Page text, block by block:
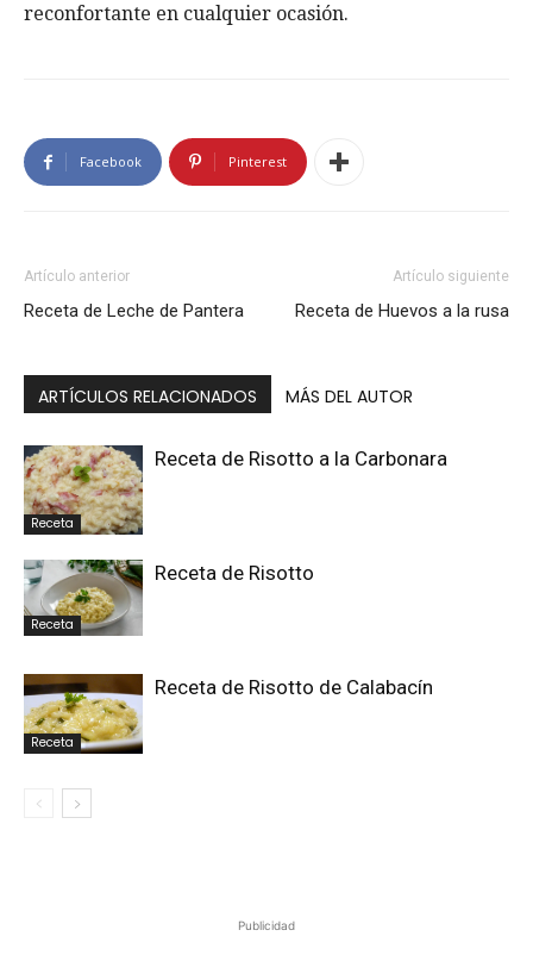
reconfortante en cualquier ocasión.
Facebook Pinterest
Artículo anterior
Receta de Leche de Pantera
Artículo siguiente
Receta de Huevos a la rusa
ARTÍCULOS RELACIONADOS MÁS DEL AUTOR
Receta
Receta de Risotto a la Carbonara
Receta
Receta de Risotto
Receta
Receta de Risotto de Calabacín
Publicidad